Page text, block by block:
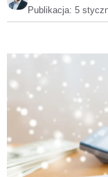
Publikacja: 5